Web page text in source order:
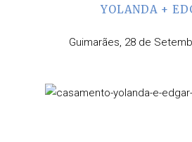
YOLANDA +
Guimarães, 28 de